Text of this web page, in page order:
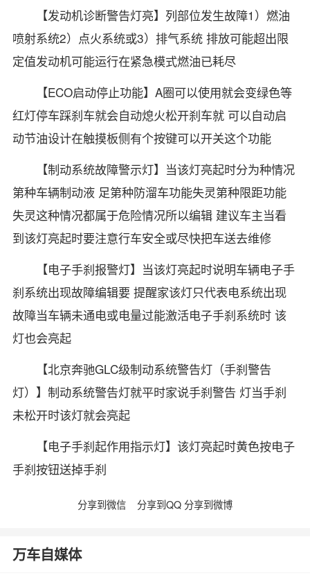
【发动机诊断警告灯亮】列部位发生故障1）燃油
喷射系统2）点火系统或3）排气系统 排放可能超出限
定值发动机可能运行在紧急模式燃油已耗尽
【ECO启动停止功能】A圈可以使用就会变绿色等
红灯停车踩刹车就会自动熄火松开刹车就 可以自动启
动节油设计在触摸板侧有个按键可以开关这个功能
【制动系统故障警示灯】当该灯亮起时分为种情况
第种车辆制动液 足第种防溜车功能失灵第种限距功能
失灵这种情况都属于危险情况所以编辑 建议车主当看
到该灯亮起时要注意行车安全或尽快把车送去维修
【电子手刹报警灯】当该灯亮起时说明车辆电子手
刹系统出现故障编辑要 提醒家该灯只代表电系统出现
故障当车辆未通电或电量过能激活电子手刹系统时 该
灯也会亮起
【北京奔驰GLC级制动系统警告灯（手刹警告
灯）】制动系统警告灯就平时家说手刹警告 灯当手刹
未松开时该灯就会亮起
【电子手刹起作用指示灯】该灯亮起时黄色按电子
手刹按钮送掉手刹
分享到微信 分享到QQ 分享到微博
万车自媒体